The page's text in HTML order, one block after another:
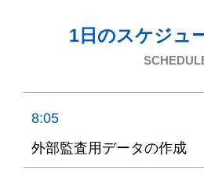
1日のスケジュ
8:05
外部監査用データの作成